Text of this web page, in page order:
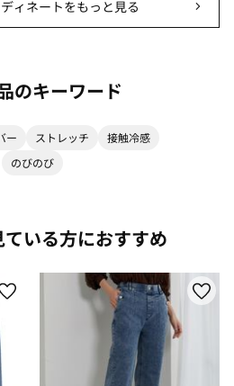
ィネートをもっと見る
のキーワード
ー ストレッチ
接触冷感
のびのび
いる方におすすめ